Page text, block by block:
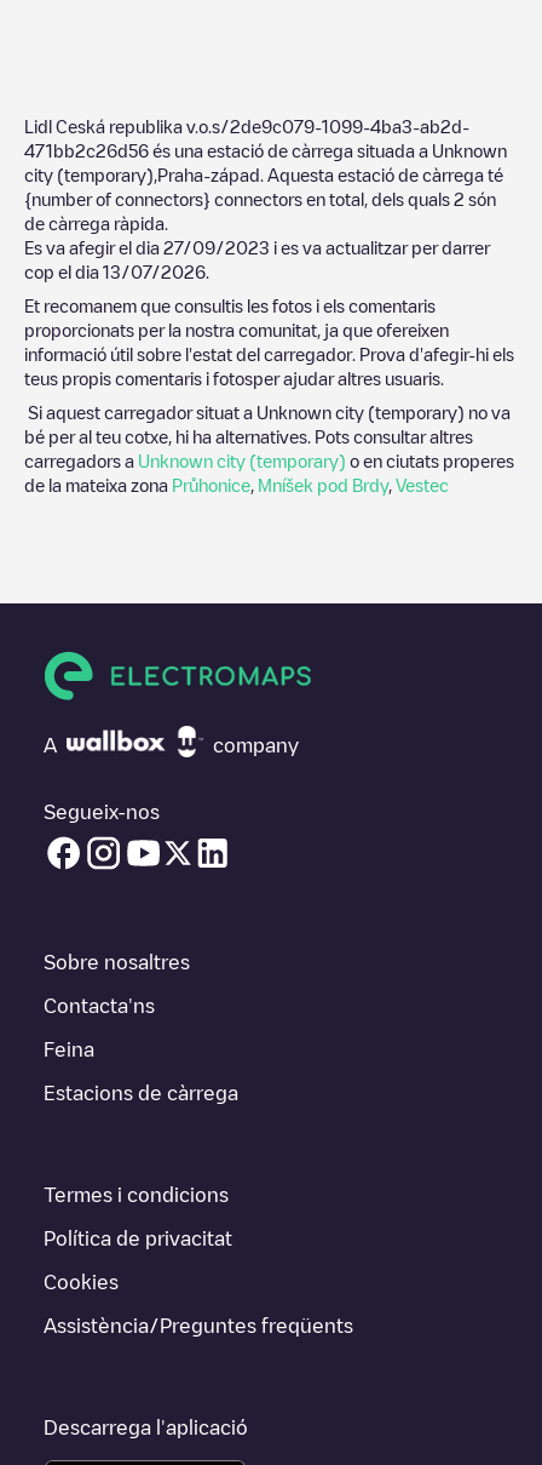
Lidl Ceská republika v.o.s/2de9c079-1099-4ba3-ab2d-
471bb2c26d56 és una estació de càrrega situada a Unknown
city (temporary) Praha-západ . Aquesta estació de càrrega té
{number of connectors} connectors en total, dels quals 2 són
de càrrega ràpida.
Es va afegir el dia 27/09/2023 i es va actualitzar per darrer
cop el dia 13/07/2026
Et recomanem que consultis les fotos i els comentaris
proporcionats per la nostra comunitat, ja que ofereixen
informació útil sobre l'estat del carregador. Prova d'afegir-hi els
teus propis comentaris i fotosper ajudar altres usuaris.
Si aquest carregador situat a Unknown city (temporary) no va
bé per al teu cotxe, hi ha alternatives. Pots consultar altres
carregadors a Unknown city (temporary) o en ciutats properes
de la mateixa zona Průhonice Mníšek pod Brdy, Vestec
A company
Segueix-nos
Sobre nosaltres
Contacta'ns
Feina
Estacions de càrrega
Termes i condicions
Política de privacitat
Cookies
Assistència/Preguntes freqüents
Descarrega l'aplicació